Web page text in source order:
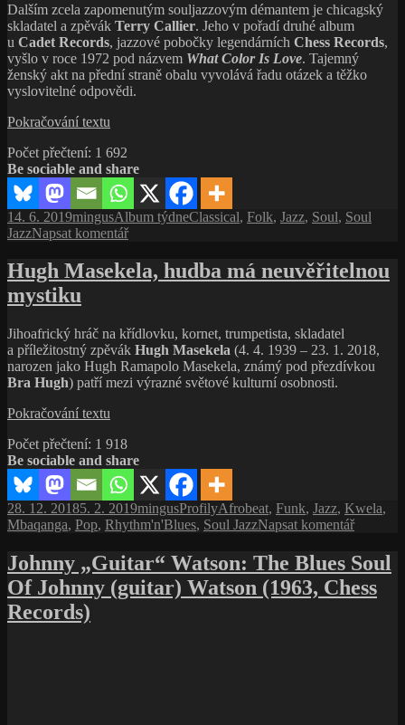
Dalším zcela zapomenutým souljazzovým démantem je chicagský
skladatel a zpěvák Terry Callier. Jeho v pořadí druhé album
u Cadet Records, jazzové pobočky legendárních Chess Records,
vyšlo v roce 1972 pod názvem What Color Is Love. Tajemný
ženský akt na přední straně obalu vyvolává řadu otázek a těžko
vyslovitelné odpovědi.
Pokračování textu
What
Color
Is
Love
(1972,
Cadet/Janus
Počet přečtení: 1 692
Be sociable and share
Publikováno:
14. 6. 2019Autor:
mingusRubriky:
Album týdneŠtítky:
Classical, Folk, Jazz, Soul, Soul
JazzNapsat komentářpro
s
názvem
What
Color
Is
Love
(1972,
Hugh Masekela, hudba má neuvěřitelnou
mystiku
Jihoafrický hráč na křídlovku, kornet, trumpetista, skladatel
a příležitostný zpěvák Hugh Masekela (4. 4. 1939 – 23. 1. 2018,
narozen jako Hugh Ramapolo Masekela, známý pod přezdívkou
Bra Hugh) patří mezi výrazné světové kulturní osobnosti.
Pokračování textu
hudba
má
neuvěřitelnou
mystiku
Počet přečtení: 1 918
Be sociable and share
Publikováno:
28. 12. 20185. 2. 2019Autor:
mingusRubriky:
ProfilyŠtítky:
Afrobeat, Funk, Jazz, Kwela,
Mbaqanga, Pop, Rhythm'n'Blues, Soul JazzNapsat komentářpro
s
názvem
Hugh
Johnny „Guitar“ Watson: The Blues Soul
Of Johnny (guitar) Watson (1963, Chess
Records)